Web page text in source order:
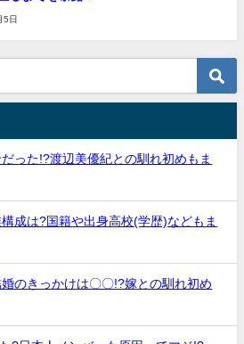
5日
った!?渡辺美優紀との馴れ初めもま
成は?国籍や出身高校(学歴)などもま
のきっかけは〇〇!?嫁との馴れ初め